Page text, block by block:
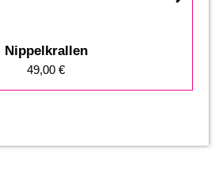
Nippelkrallen
49,00 €